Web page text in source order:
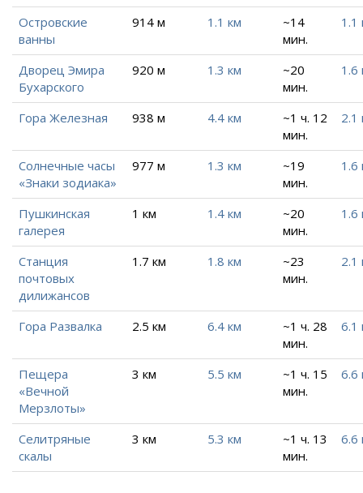
Островские
ванны
914 м 1.1 км
~14
мин.
1.1
Дворец Эмира
Бухарского
920 м 1.3 км
~20
мин.
1.6
Гора Железная 938 м 4.4 км
~1 ч. 12
мин.
2.1
Солнечные часы
«Знаки зодиака»
977 м 1.3 км
~19
мин.
1.6
Пушкинская
галерея
1 км 1.4 км
~20
мин.
1.6
Станция
почтовых
дилижансов
1.7 км 1.8 км
~23
мин.
2.1
Гора Развалка 2.5 км 6.4 км
~1 ч. 28
мин.
6.1
Пещера
«Вечной
Мерзлоты»
3 км 5.5 км
~1 ч. 15
мин.
6.6
Селитряные
скалы
3 км 5.3 км
~1 ч. 13
мин.
6.6